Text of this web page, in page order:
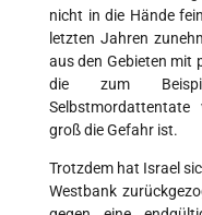
nicht in die Hände
letzten Jahren
aus den Gebieten mit
die zum
groß die Gefahr ist.
Trotzdem hat Israel
Westbank